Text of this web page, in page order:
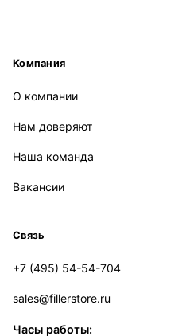
Компания
О компании
Нам доверяют
Наша команда
Вакансии
Связь
+7 (495) 54-54-704
sales@fillerstore.ru
Часы работы: